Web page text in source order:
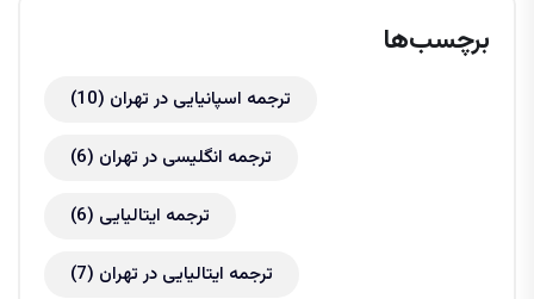
برچسب‌ها
ترجمه اسپانیایی در تهران (10)
ترجمه انگلیسی در تهران (6)
ترجمه ایتالیایی (6)
ترجمه ایتالیایی در تهران (7)